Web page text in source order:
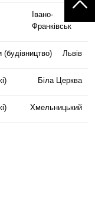
Івано-
Франківськ
Львів
Біла Церква
Хмельницький